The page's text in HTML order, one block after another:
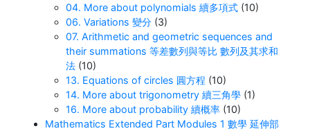
04. More about polynomials 續多項式 (10)
06. Variations 變分 (3)
07. Arithmetic and geometric sequences and
their summations 等差數列與等比 數列及其求和
法 (10)
13. Equations of circles 圓方程 (10)
14. More about trigonometry 續三角學 (1)
16. More about probability 續概率 (10)
Mathematics Extended Part Modules 1 數學 延伸部